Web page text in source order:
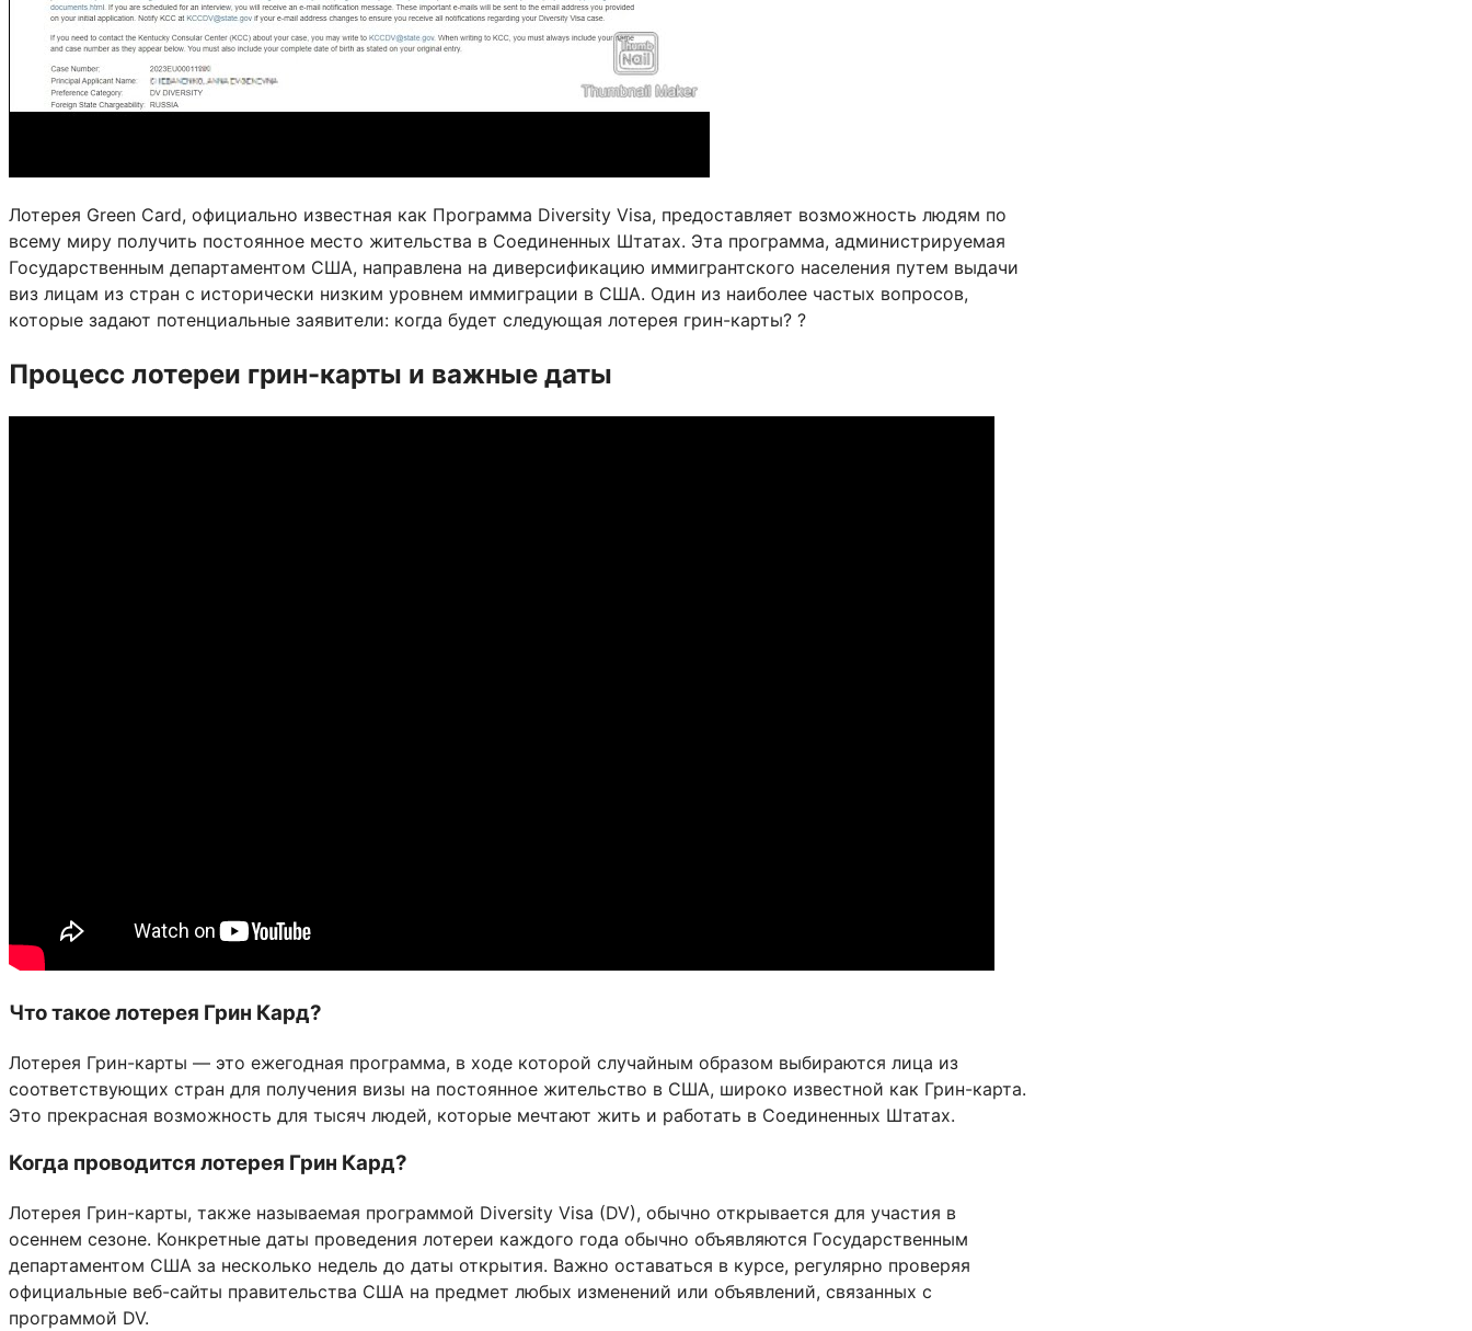
Лотерея Green Card, официально известная как Программа Diversity Visa, предоставляет возможность людям по
всему миру получить постоянное место жительства в Соединенных Штатах. Эта программа, администрируемая
Государственным департаментом США, направлена ​​на диверсификацию иммигрантского населения путем выдачи
виз лицам из стран с исторически низким уровнем иммиграции в США. Один из наиболее частых вопросов,
которые задают потенциальные заявители: когда будет следующая лотерея грин-карты? ?
Процесс лотереи грин-карты и важные даты
Что такое лотерея Грин Кард?
Лотерея Грин-карты — это ежегодная программа, в ходе которой случайным образом выбираются лица из
соответствующих стран для получения визы на постоянное жительство в США, широко известной как Грин-карта.
Это прекрасная возможность для тысяч людей, которые мечтают жить и работать в Соединенных Штатах.
Когда проводится лотерея Грин Кард?
Лотерея Грин-карты, также называемая программой Diversity Visa (DV), обычно открывается для участия в
осеннем сезоне. Конкретные даты проведения лотереи каждого года обычно объявляются Государственным
департаментом США за несколько недель до даты открытия. Важно оставаться в курсе, регулярно проверяя
официальные веб-сайты правительства США на предмет любых изменений или объявлений, связанных с
программой DV.